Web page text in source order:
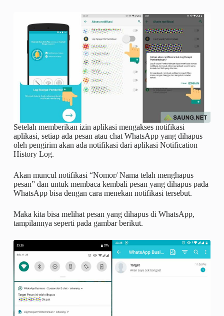
Setelah memberikan izin aplikasi mengakses notifikasi
aplikasi, setiap ada pesan atau chat WhatsApp yang dihapus
oleh pengirim akan ada notifikasi dari aplikasi Notification
History Log.
Akan muncul notifikasi “Nomor/ Nama telah menghapus
pesan” dan untuk membaca kembali pesan yang dihapus pada
WhatsApp bisa dengan cara menekan notifikasi tersebut.
Maka kita bisa melihat pesan yang dihapus di WhatsApp,
tampilannya seperti pada gambar berikut.